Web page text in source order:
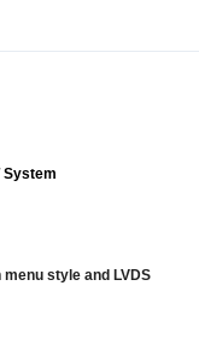
System
style and LVDS